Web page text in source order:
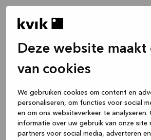
Deze website
van cookies
We gebruiken cookies om content en
personaliseren, om functies voor social
en om ons websiteverkeer te analyseren.
informatie over uw gebruik van onze site
partners voor social media, adverteren en